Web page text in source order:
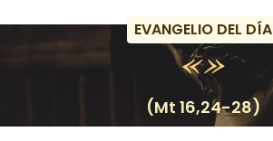
EVANGELIO DEL DÍA
(Mt 16,24-28)